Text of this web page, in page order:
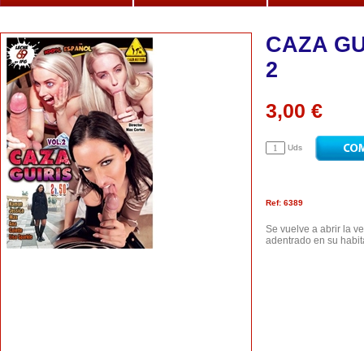
CAZA
2
3,00 €
Uds
Ref: 6389
Se vuelve a abrir la
adentrado en su